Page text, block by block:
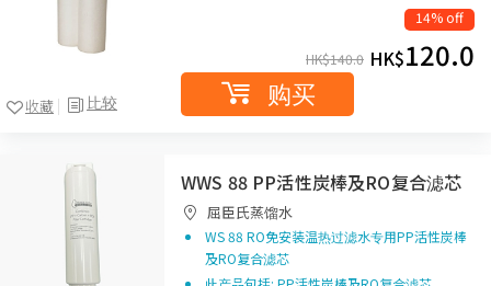
比较
收藏
14% off
HK$140.0 HK$120.0
购买
WWS 88 PP活性炭棒及RO复合滤芯
屈臣氏蒸馏水
WS 88 RO免安装温热过滤水专用PP活性炭棒
及RO复合滤芯